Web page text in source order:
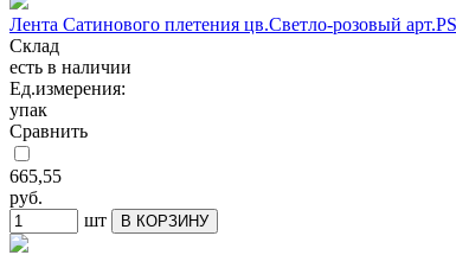
Лента Сатинового плетения цв.Светло-розовый
Склад
есть в наличии
Ед.измерения:
упак
Сравнить
665,55
руб.
шт
В КОРЗИНУ